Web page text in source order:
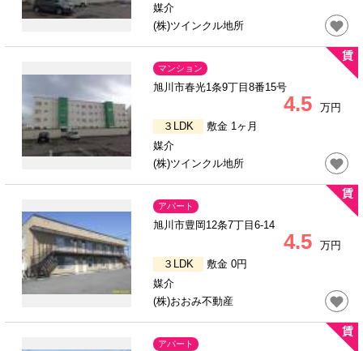
媒介
(株)ツインクル地所
マンション
旭川市春光1条9丁目8番15号
4.5
万円
３LDK
敷金 1ヶ月
媒介
(株)ツインクル地所
アパート
旭川市豊岡12条7丁目6-14
4.5
万円
３LDK
敷金 0円
媒介
(株)おおみ不動産
アパート